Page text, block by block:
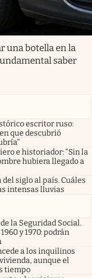
una botella en la
saber
escritor ruso:
que descubrió
e historiador: “Sin la
hubiera llegado a
siglo al país. Cuáles
intensas lluvias
la Seguridad Social.
y 1970: podrán
a los inquilinos
aunque el
tiempo